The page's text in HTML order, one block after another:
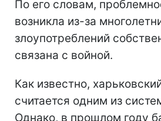
По его словам,
возникла из-за
злоупотреблений
связана с войной.
Как известно,
считается одним из
Однако, в прошлом году